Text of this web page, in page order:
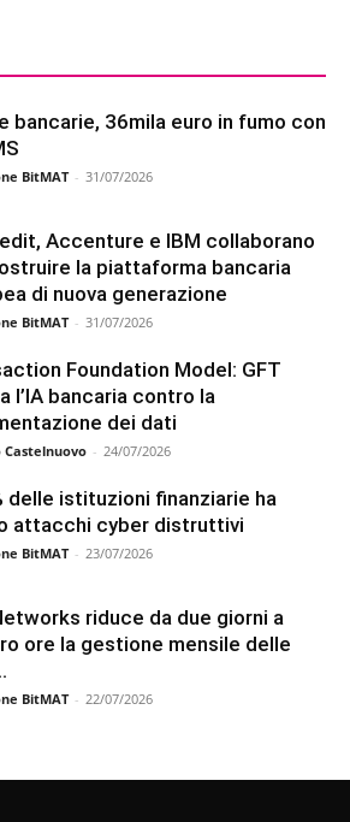
bancarie, 36mila euro in fumo con
BitMAT - 31/07/2026
Accenture e IBM collaborano
la piattaforma bancaria
di nuova generazione
BitMAT - 31/07/2026
Foundation Model: GFT
l’IA bancaria contro la
dei dati
Castelnuovo - 24/07/2026
delle istituzioni finanziarie ha
attacchi cyber distruttivi
BitMAT - 23/07/2026
riduce da due giorni a
ore la gestione mensile delle
BitMAT - 22/07/2026